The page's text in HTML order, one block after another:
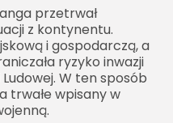
przetrwał
z kontynentu.
i gospodarczą, a
ryzyko inwazji
W ten sposób
trwałe wpisany w